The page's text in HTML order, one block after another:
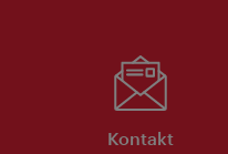
Kontakt